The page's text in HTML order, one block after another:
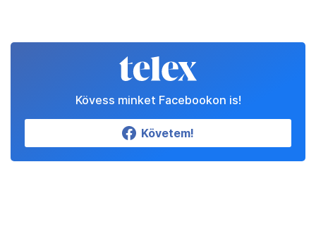
Kövess minket Facebookon is!
Követem!